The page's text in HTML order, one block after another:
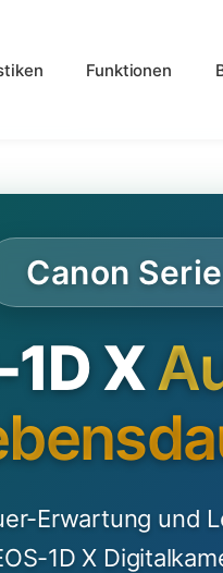
Funktionen
Canon Serie
X
Erwartung und
1D X